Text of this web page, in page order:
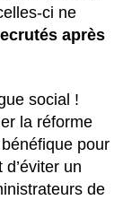
ci ne
après
social !
la réforme
pour
d’éviter un
de